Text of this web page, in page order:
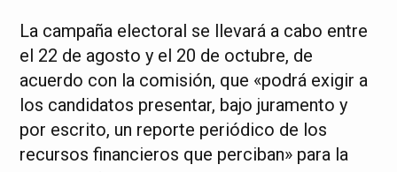
La campaña electoral se llevará a cabo entre
el 22 de agosto y el 20 de octubre, de
acuerdo con la comisión, que «podrá exigir a
los candidatos presentar, bajo juramento y
por escrito, un reporte periódico de los
recursos financieros que perciban» para la